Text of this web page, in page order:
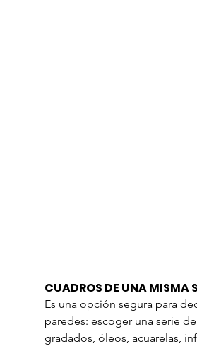
CUADROS DE UNA MISMA
Es una opción segura para
paredes: escoger una serie
gradados, óleos, acuarelas,